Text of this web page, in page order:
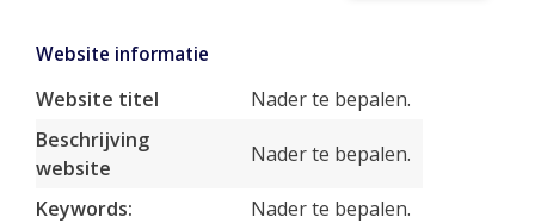
Website informatie
Website titel
Nader te bepalen.
Beschrijving
website
Nader te bepalen.
Keywords: Nader te bepalen.